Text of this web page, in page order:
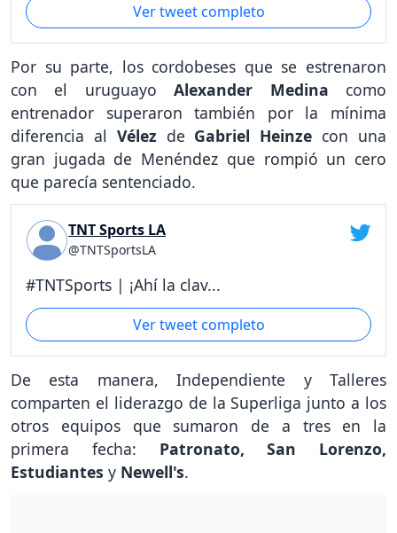
Ver tweet completo
Por su parte, los cordobeses que se estrenaron
con el uruguayoAlexander Medina como
entrenador superaron también por la mínima
diferencia al Vélez de Gabriel Heinze con una
gran jugada de Menéndez que rompió un cero
que parecía sentenciado.
TNT Sports LA
@TNTSportsLA
#TNTSports | ¡Ahí la clav...
Ver tweet completo
De esta manera, Independiente y Talleres
comparten el liderazgo de la Superliga junto a los
otros equipos que sumaron de a tres en la
primera fecha: Patronato, San Lorenzo,
Estudiantes y Newell's.